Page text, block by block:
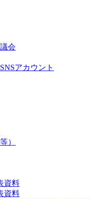
会
アカウント
）
資料
資料